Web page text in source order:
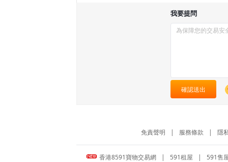
我要提問
確認送出
免責聲明 | 服務條款 | 隱
香港8591寶物交易網 | 591租屋 | 591售